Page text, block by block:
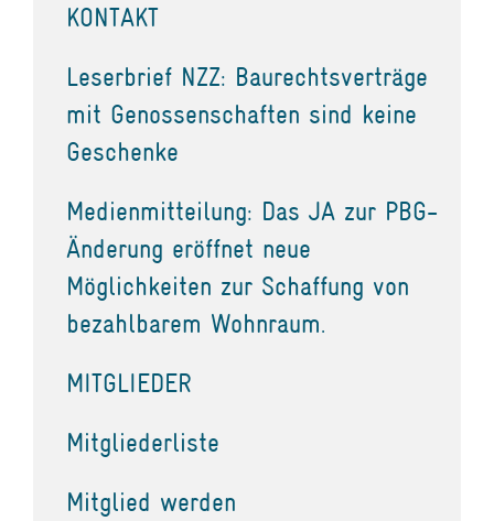
KONTAKT
Leserbrief NZZ: Baurechtsverträge
mit Genossenschaften sind keine
Geschenke
Medienmitteilung: Das JA zur PBG-
Änderung eröffnet neue
Möglichkeiten zur Schaffung von
bezahlbarem Wohnraum.
MITGLIEDER
Mitgliederliste
Mitglied werden